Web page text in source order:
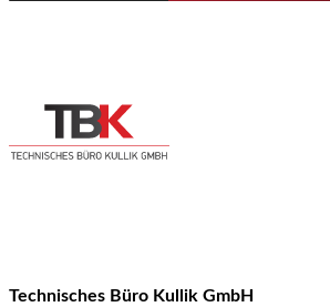
Technisches Büro Kullik GmbH